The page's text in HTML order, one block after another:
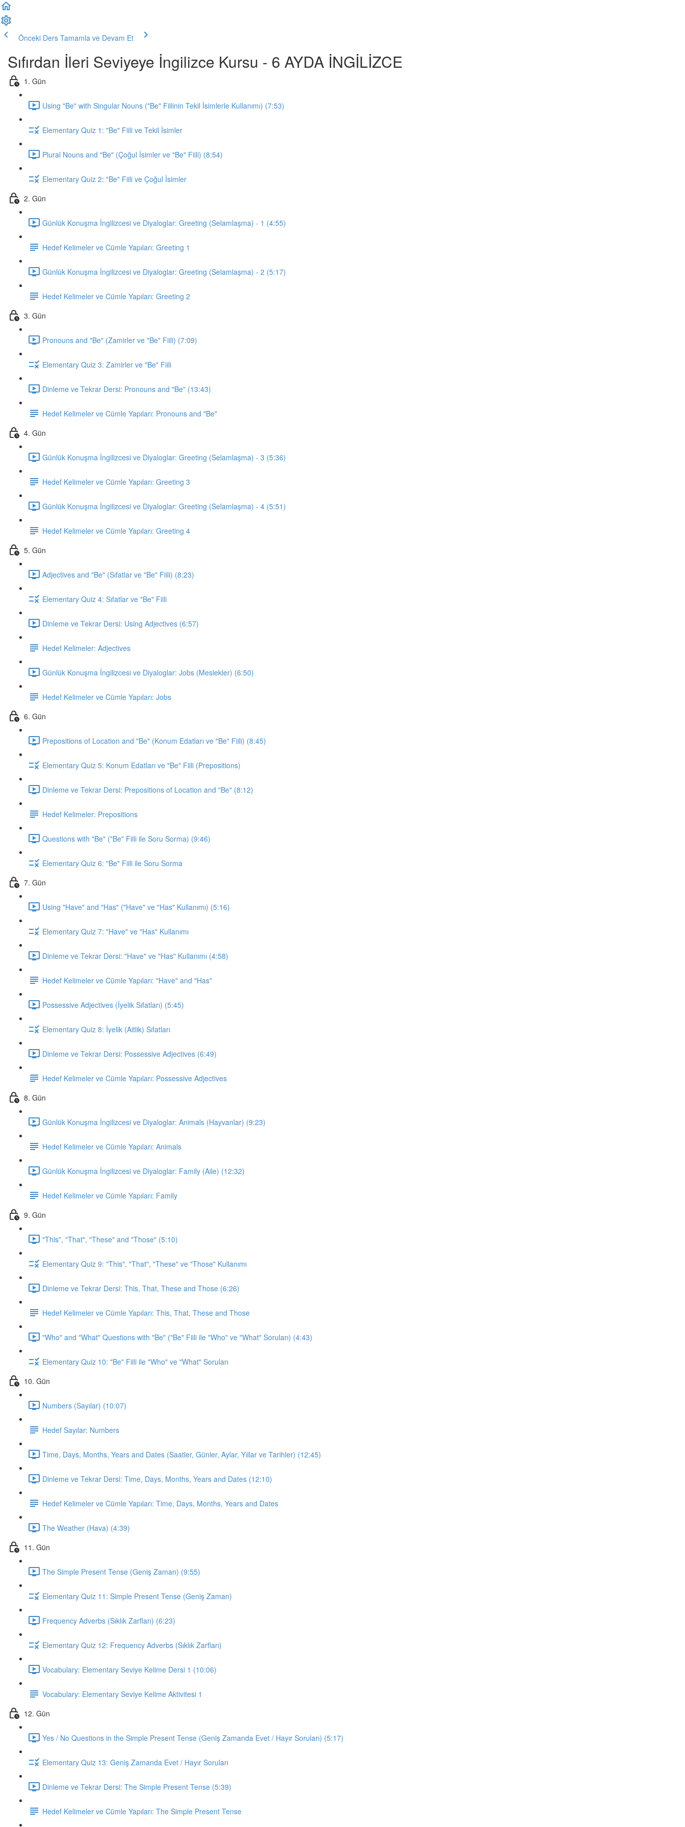
Önceki Ders Tamamla ve Devam Et
Sıfırdan İleri Seviyeye İngilizce Kursu - 6 AYDA İNGİLİZCE
1. Gün
Using "Be" with Singular Nouns ("Be" Fiilinin Tekil İsimlerle Kullanımı) (7:53)
Elementary Quiz 1: "Be" Fiili ve Tekil İsimler
Plural Nouns and "Be" (Çoğul İsimler ve "Be" Fiili) (8:54)
Elementary Quiz 2: "Be" Fiili ve Çoğul İsimler
2. Gün
Günlük Konuşma İngilizcesi ve Diyaloglar: Greeting (Selamlaşma) - 1 (4:55)
Hedef Kelimeler ve Cümle Yapıları: Greeting 1
Günlük Konuşma İngilizcesi ve Diyaloglar: Greeting (Selamlaşma) - 2 (5:17)
Hedef Kelimeler ve Cümle Yapıları: Greeting 2
3. Gün
Pronouns and "Be" (Zamirler ve "Be" Fiili) (7:09)
Elementary Quiz 3: Zamirler ve "Be" Fiili
Dinleme ve Tekrar Dersi: Pronouns and "Be" (13:43)
Hedef Kelimeler ve Cümle Yapıları: Pronouns and "Be"
4. Gün
Günlük Konuşma İngilizcesi ve Diyaloglar: Greeting (Selamlaşma) - 3 (5:36)
Hedef Kelimeler ve Cümle Yapıları: Greeting 3
Günlük Konuşma İngilizcesi ve Diyaloglar: Greeting (Selamlaşma) - 4 (5:51)
Hedef Kelimeler ve Cümle Yapıları: Greeting 4
5. Gün
Adjectives and "Be" (Sıfatlar ve "Be" Fiili) (8:23)
Elementary Quiz 4: Sıfatlar ve "Be" Fiili
Dinleme ve Tekrar Dersi: Using Adjectives (6:57)
Hedef Kelimeler: Adjectives
Günlük Konuşma İngilizcesi ve Diyaloglar: Jobs (Meslekler) (6:50)
Hedef Kelimeler ve Cümle Yapıları: Jobs
6. Gün
Prepositions of Location and "Be" (Konum Edatları ve "Be" Fiili) (8:45)
Elementary Quiz 5: Konum Edatları ve "Be" Fiili (Prepositions)
Dinleme ve Tekrar Dersi: Prepositions of Location and "Be" (8:12)
Hedef Kelimeler: Prepositions
Questions with "Be" ("Be" Fiili ile Soru Sorma) (9:46)
Elementary Quiz 6: "Be" Fiili ile Soru Sorma
7. Gün
Using "Have" and "Has" ("Have" ve "Has" Kullanımı) (5:16)
Elementary Quiz 7: "Have" ve "Has" Kullanımı
Dinleme ve Tekrar Dersi: "Have" ve "Has" Kullanımı (4:58)
Hedef Kelimeler ve Cümle Yapıları: "Have" and "Has"
Possessive Adjectives (İyelik Sıfatları) (5:45)
Elementary Quiz 8: İyelik (Aitlik) Sıfatları
Dinleme ve Tekrar Dersi: Possessive Adjectives (6:49)
Hedef Kelimeler ve Cümle Yapıları: Possessive Adjectives
8. Gün
Günlük Konuşma İngilizcesi ve Diyaloglar: Animals (Hayvanlar) (9:23)
Hedef Kelimeler ve Cümle Yapıları: Animals
Günlük Konuşma İngilizcesi ve Diyaloglar: Family (Aile) (12:32)
Hedef Kelimeler ve Cümle Yapıları: Family
9. Gün
"This", "That", "These" and "Those" (5:10)
Elementary Quiz 9: "This", "That", "These" ve "Those" Kullanımı
Dinleme ve Tekrar Dersi: This, That, These and Those (6:26)
Hedef Kelimeler ve Cümle Yapıları: This, That, These and Those
"Who" and "What" Questions with "Be" ("Be" Fiili ile "Who" ve "What" Soruları) (4:43)
Elementary Quiz 10: "Be" Fiili ile "Who" ve "What" Soruları
10. Gün
Numbers (Sayılar) (10:07)
Hedef Sayılar: Numbers
Time, Days, Months, Years and Dates (Saatler, Günler, Aylar, Yıllar ve Tarihler) (12:45)
Dinleme ve Tekrar Dersi: Time, Days, Months, Years and Dates (12:10)
Hedef Kelimeler ve Cümle Yapıları: Time, Days, Months, Years and Dates
The Weather (Hava) (4:39)
11. Gün
The Simple Present Tense (Geniş Zaman) (9:55)
Elementary Quiz 11: Simple Present Tense (Geniş Zaman)
Frequency Adverbs (Sıklık Zarfları) (6:23)
Elementary Quiz 12: Frequency Adverbs (Sıklık Zarfları)
Vocabulary: Elementary Seviye Kelime Dersi 1 (10:06)
Vocabulary: Elementary Seviye Kelime Aktivitesi 1
12. Gün
Yes / No Questions in the Simple Present Tense (Geniş Zamanda Evet / Hayır Soruları) (5:17)
Elementary Quiz 13: Geniş Zamanda Evet / Hayır Soruları
Dinleme ve Tekrar Dersi: The Simple Present Tense (5:39)
Hedef Kelimeler ve Cümle Yapıları: The Simple Present Tense